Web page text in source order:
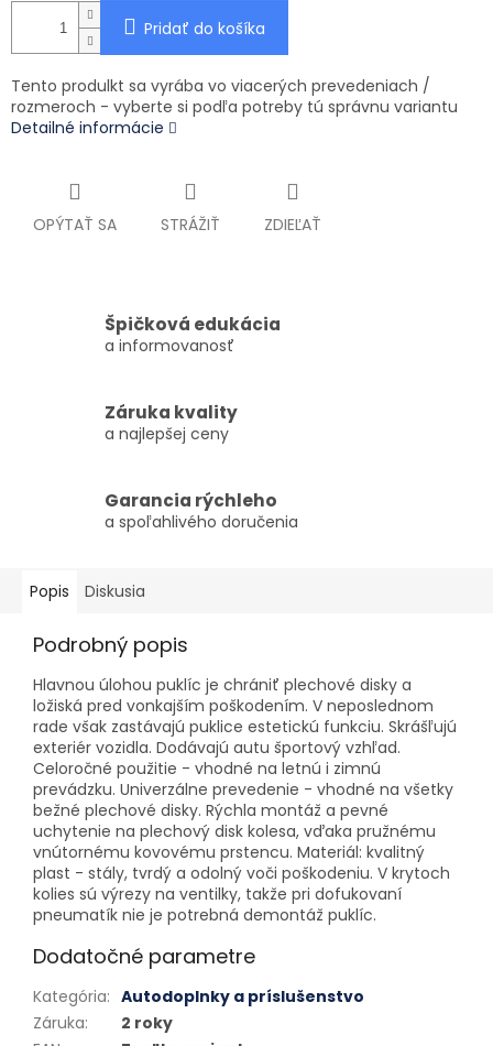
Pridať do košíka
Tento produlkt sa vyrába vo viacerých prevedeniach /
rozmeroch - vyberte si podľa potreby tú správnu variantu
Detailné informácie
OPÝTAŤ SA STRÁŽIŤ ZDIEĽAŤ
Špičková edukácia
a informovanosť
Záruka kvality
a najlepšej ceny
Garancia rýchleho
a spoľahlivého doručenia
Popis Diskusia
Podrobný popis
Hlavnou úlohou puklíc je chrániť plechové disky a
ložiská pred vonkajším poškodením. V neposlednom
rade však zastávajú puklice estetickú funkciu. Skrášľujú
exteriér vozidla. Dodávajú autu športový vzhľad.
Celoročné použitie - vhodné na letnú i zimnú
prevádzku. Univerzálne prevedenie - vhodné na všetky
bežné plechové disky. Rýchla montáž a pevné
uchytenie na plechový disk kolesa, vďaka pružnému
vnútornému kovovému prstencu. Materiál: kvalitný
plast - stály, tvrdý a odolný voči poškodeniu. V krytoch
kolies sú výrezy na ventilky, takže pri dofukovaní
pneumatík nie je potrebná demontáž puklíc.
Dodatočné parametre
Kategória: Autodoplnky a príslušenstvo
Záruka:
2 roky